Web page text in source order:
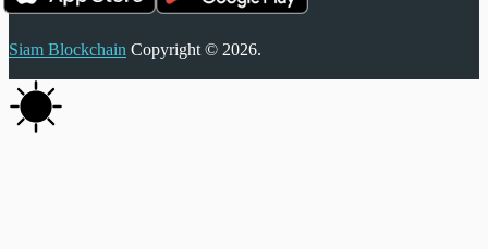
Siam Blockchain Copyright © 2026.